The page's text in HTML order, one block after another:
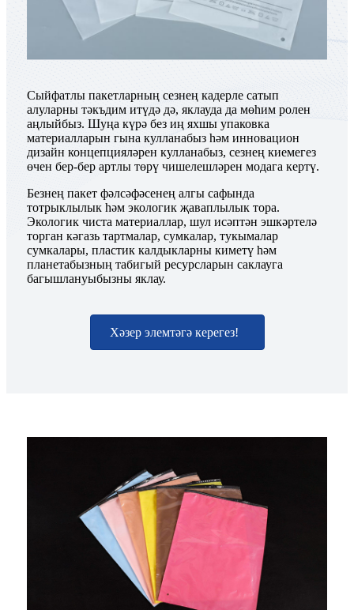
Сыйфатлы пакетларның сезнең кадерле сатып
алуларны тәкъдим итүдә дә, яклауда да мөһим ролен
аңлыйбыз. Шуңа күрә без иң яхшы упаковка
материалларын гына кулланабыз һәм инновацион
дизайн концепцияләрен кулланабыз, сезнең киемегез
өчен бер-бер артлы төрү чишелешләрен модага кертү.
Безнең пакет фәлсәфәсенең алгы сафында
тотрыклылык һәм экологик җаваплылык тора.
Экологик чиста материаллар, шул исәптән эшкәртелә
торган кәгазь тартмалар, сумкалар, тукымалар
сумкалары, пластик калдыкларны киметү һәм
планетабызның табигый ресурсларын саклауга
багышлануыбызны яклау.
Хәзер элемтәгә керегез!